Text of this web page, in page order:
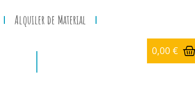
Alquiler de Material
0,00 €